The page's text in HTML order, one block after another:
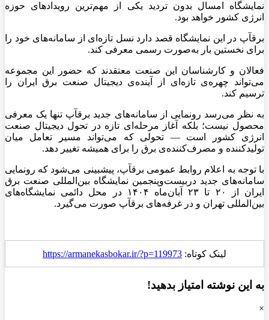
نمایشگاه امسال بدون تردید یکی از مهم‌ترین رویدادهای حوزه
انرژی کشور خواهد بود.
برقآپ در این نمایشگاه قصد دارد نسل تازه‌ای از سامانه‌های خود را
برای نخستین بار به‌صورت رسمی معرفی کند.
فعالان و کارشناسان این صنعت معتقدند که حضور این مجموعه
می‌تواند چهره‌ی تازه‌ای از آینده‌ی دیجیتال صنعت برق ایران را
ترسیم کند.
به نظر می‌رسد رونمایی از سامانه‌های جدید برقآپ تنها یک معرفی
محصول نیست؛ بلکه آغاز مرحله‌ای تازه در تحول دیجیتال صنعت
انرژی کشور است — تحولی که می‌تواند مسیر تعامل میان
تولیدکننده و مصرف‌کننده‌ی برق را برای همیشه تغییر دهد.
با توجه به اعلام روابط عمومی برقآپ، پیشبینی می‌شود که رونمایی
سامانه‌های جدید دربیست‌وپنجمین نمایشگاه بین‌المللی صنعت برق
ایران از ۲۰ تا ۲۳ آبان‌ماه ۱۴۰۴ در محل دائمی نمایشگاه‌های
بین‌المللی تهران و در غرفه‌های برقآپ صورت می‌گیرد.
لینک کوتاه: https://armanekasbokar.ir/?p=119973
به این نوشته امتیاز بدهید!
×